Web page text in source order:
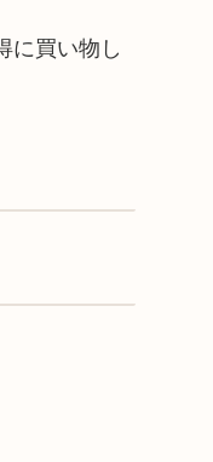
に買い物し